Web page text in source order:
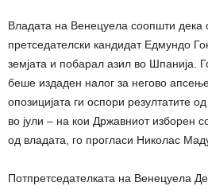
Владата на Венецуела соопшти дека
претседателски кандидат Едмундо
земјата и побарал азил во Шпанија.
беше издаден налог за негово
опозицијата ги оспори резултатите
во јули – на кои Државниот изборен
од владата, го прогласи Николас
Потпретседателката на Венецуела